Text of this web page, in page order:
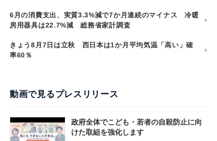
6月の消費支出、実質3.3%減で7か月連続のマイナス 冷暖
房用器具は22.7%減 総務省家計調査
きょう8月7日は立秋 西日本は1か月平均気温「高い」確
率60％
動画で見るプレスリリース
政府全体でこども・若者の自殺防止に向
けた取組を強化します